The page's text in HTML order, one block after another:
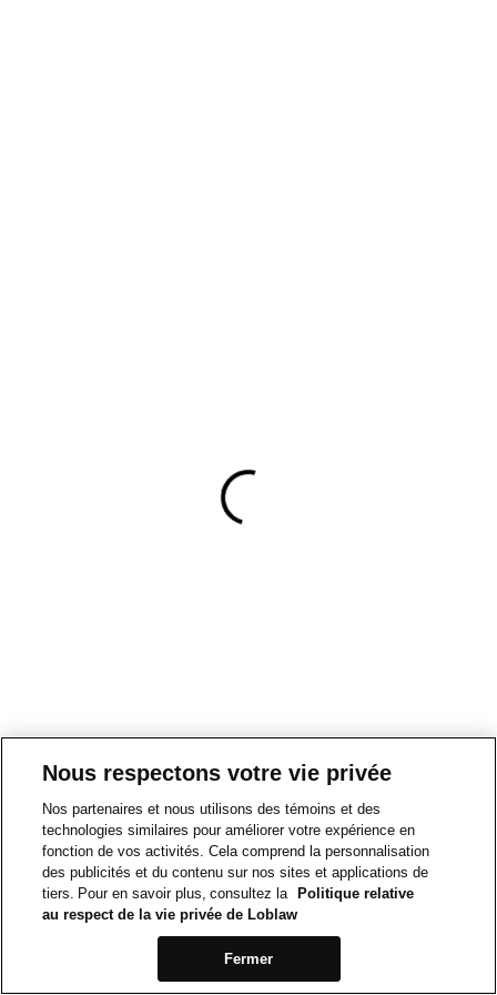
Nous respectons votre vie privée
Nos partenaires et nous utilisons des témoins et des
technologies similaires pour améliorer votre expérience en
fonction de vos activités. Cela comprend la personnalisation
des publicités et du contenu sur nos sites et applications de
tiers. Pour en savoir plus, consultez la
Politique relative
au respect de la vie privée de Loblaw
Fermer